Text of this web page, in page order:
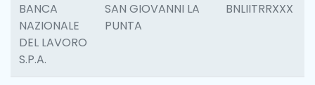
BANCA
NAZIONALE
DEL LAVORO
S.P.A.
SAN GIOVANNI LA
PUNTA
BNLIITRRXXX